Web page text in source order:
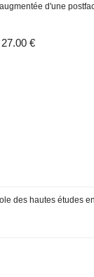
d'une
27.00 €
des hautes études